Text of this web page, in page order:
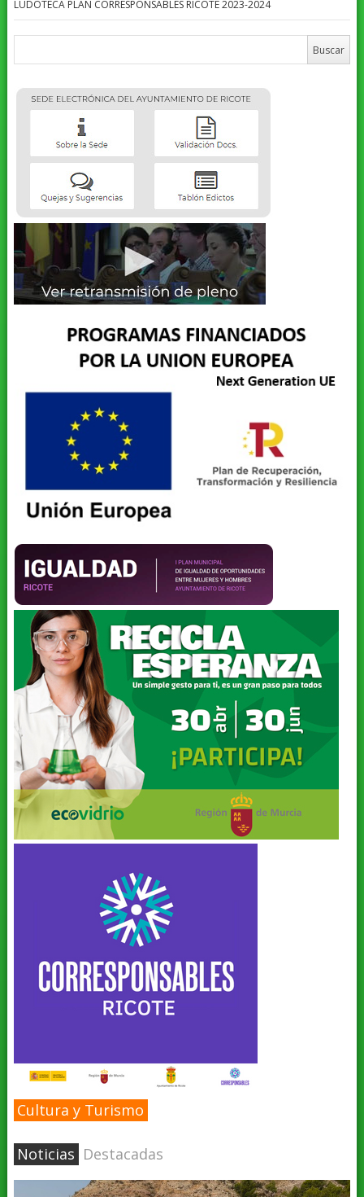
LUDOTECA PLAN CORRESPONSABLES RICOTE 2023-2024
Cultura y Turismo
Noticias Destacadas